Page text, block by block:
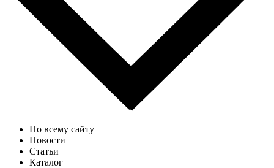
По всему сайту
Новости
Статьи
Каталог